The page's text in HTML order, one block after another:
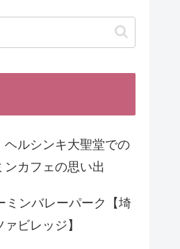
ヘルシンキ大聖堂での
カフェの思い出
ミンバレーパーク【埼
ビレッジ】